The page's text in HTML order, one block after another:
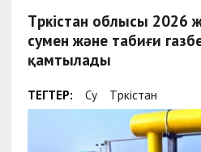
Түркістан облысы 2026
сумен және табиғи
қамтылады
ТЕГТЕР: Су Түркістан